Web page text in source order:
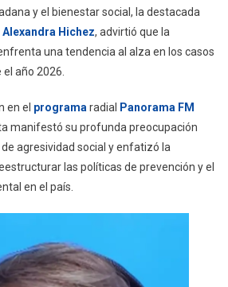
y el bienestar social, la destacada
Alexandra Hichez, advirtió que la
una tendencia al alza en los casos
año 2026.
en el programaradial Panorama FM
manifestó su profunda preocupación
agresividad social y enfatizó la
las políticas de prevención y el
en el país.